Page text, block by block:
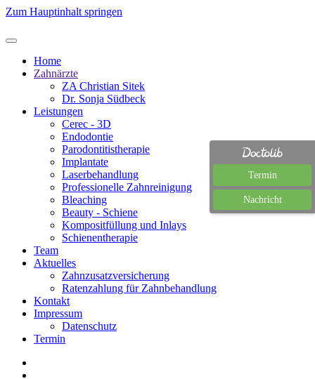
Zum Hauptinhalt springen
Home
Zahnärzte
ZA Christian Sitek
Dr. Sonja Südbeck
Leistungen
Cerec - 3D
Endodontie
Parodontitistherapie
Implantate
Laserbehandlung
Professionelle Zahnreinigung
Bleaching
Beauty - Schiene
Kompositfüllung und Inlays
Schienentherapie
Team
Aktuelles
Zahnzusatzversicherung
Ratenzahlung für Zahnbehandlung
Kontakt
Impressum
Datenschutz
Termin
Termin
Nachricht